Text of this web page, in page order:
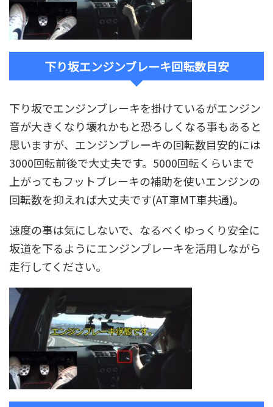
下り坂エンジンブレーキ回転数目安
下り坂でエンジンブレーキを掛けているがエンジン
音が大きくなり壊れかもと恐ろしくなる事もあると
思いますが、エンジンブレーキの回転数目安的には
3000回転前後で大丈夫です。5000回転くらいまで
上がってもフットブレーキの補助を使いエンジンの
回転数を抑えれば大丈夫です(AT車MT車共通)。
速度の事は気にしないで、なるべくゆっくり安全に
坂道を下るようにエンジンブレーキを活用しながら
走行してください。